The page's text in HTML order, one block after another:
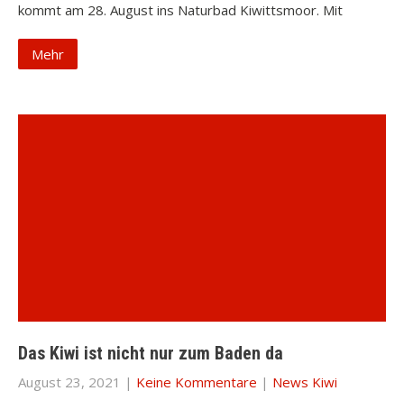
kommt am 28. August ins Naturbad Kiwittsmoor. Mit
Mehr
Das Kiwi ist nicht nur zum Baden da
August 23, 2021 | Keine Kommentare | News Kiwi